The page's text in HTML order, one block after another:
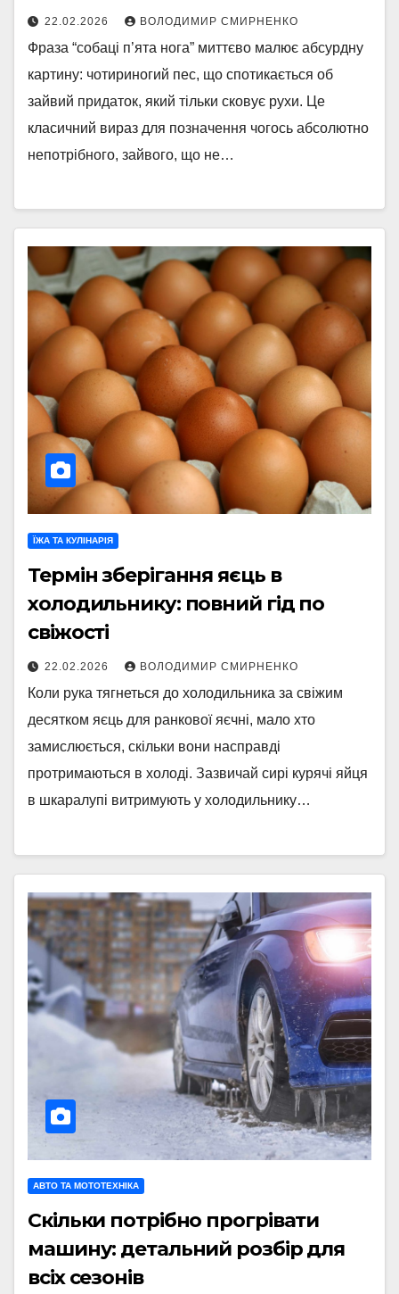
22.02.2026 ВОЛОДИМИР СМИРНЕНКО
Фраза “собаці п’ята нога” миттєво малює абсурдну
картину: чотириногий пес, що спотикається об
зайвий придаток, який тільки сковує рухи. Це
класичний вираз для позначення чогось абсолютно
непотрібного, зайвого, що не…
ЇЖА ТА КУЛІНАРІЯ
Термін зберігання яєць в
холодильнику: повний гід по
свіжості
22.02.2026 ВОЛОДИМИР СМИРНЕНКО
Коли рука тягнеться до холодильника за свіжим
десятком яєць для ранкової яєчні, мало хто
замислюється, скільки вони насправді
протримаються в холоді. Зазвичай сирі курячі яйця
в шкаралупі витримують у холодильнику…
АВТО ТА МОТОТЕХНІКА
Скільки потрібно прогрівати
машину: детальний розбір для
всіх сезонів